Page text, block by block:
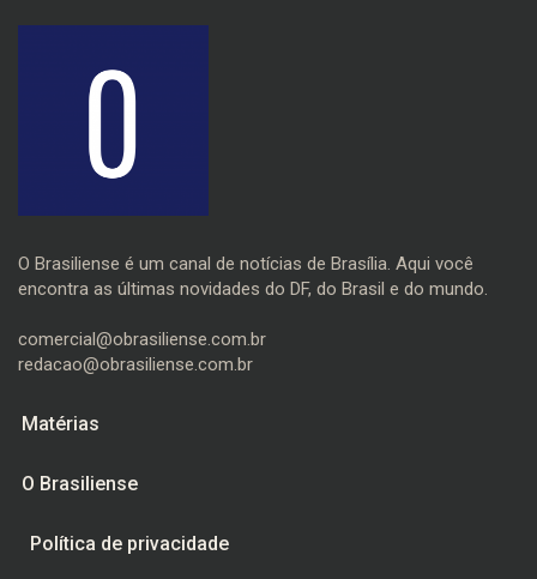
O Brasiliense é um canal de notícias de Brasília. Aqui você
encontra as últimas novidades do DF, do Brasil e do mundo.
comercial@obrasiliense.com.br
redacao@obrasiliense.com.br
Matérias
O Brasiliense
Política de privacidade